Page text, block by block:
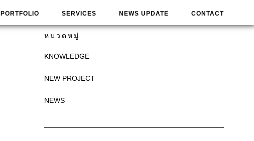
PORTFOLIO SERVICES NEWS UPDATE CONTACT
หมวดหมู่
KNOWLEDGE
NEW PROJECT
NEWS